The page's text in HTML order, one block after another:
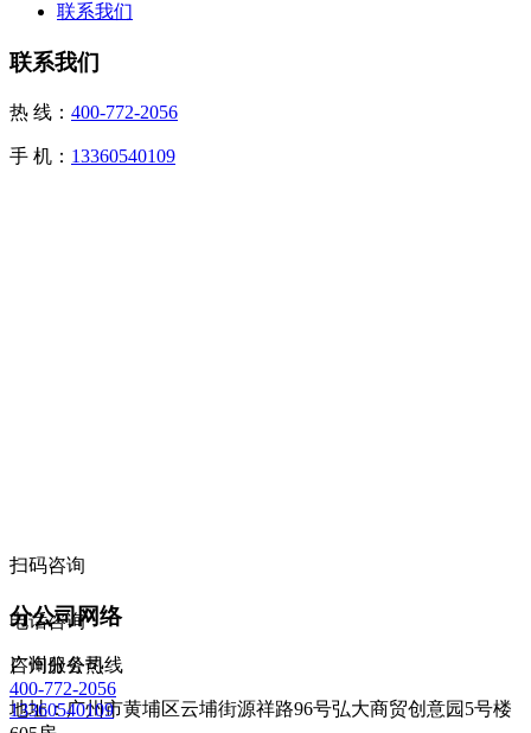
联系我们
联系我们
热 线： 400-772-2056
手 机： 13360540109
扫码咨询
分公司网络
广州分公司
地址：广州市黄埔区云埔街源祥路96号弘大商贸创意园5号楼
电话咨询
咨询服务热线
400-772-2056
13360540109